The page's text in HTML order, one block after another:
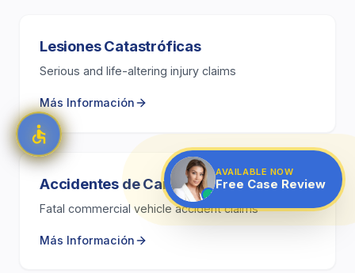
Lesiones Catastróficas
Serious and life-altering injury claims
Más Información
Accidentes de Camión
Fatal commercial vehicle accident claims
Más Información
AVAILABLE NOW
Free Case Review